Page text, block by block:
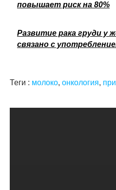
повышает риск на 80%
Развитие рака груди
связано с
Теги : молоко, онкология,